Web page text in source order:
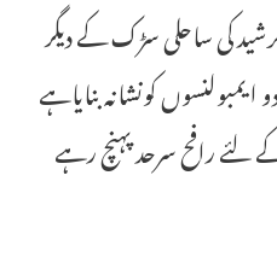
کی ساحلی سڑک کے دیگر
کونشانہ بنایاہے
لئے رافح سرحد پہنچ رہے